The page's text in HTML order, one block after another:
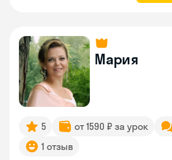
Мария
5 от 1590 ₽ за урок
1 отзыв